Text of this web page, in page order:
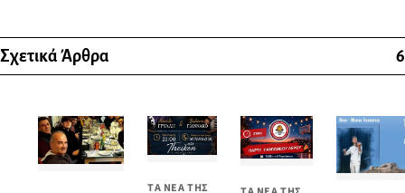
Σχετικά Άρθρα 6
ΤΑ ΝΕΑ ΤΗΣ